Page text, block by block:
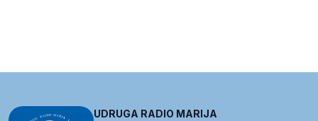
UDRUGA RADIO MARIJA